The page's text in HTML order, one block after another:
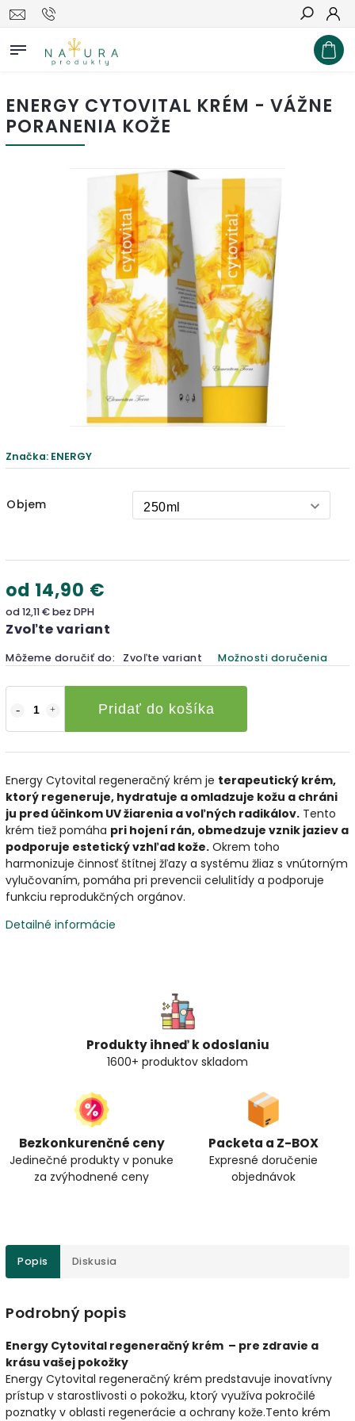
Hľadať
ENERGY CYTOVITAL KRÉM - VÁŽNE
PORANENIA KOŽE
Značka: ENERGY
Objem
od 14,90 €
od12,11 €bez DPH
Zvoľte variant
Môžeme doručiť do: Zvoľte variant Možnosti doručenia
Pridať do košíka
Energy Cytovital regeneračný krém je terapeutický krém,
ktorý regeneruje, hydratuje a omladzuje kožu a chráni
ju pred účinkom UV žiarenia a voľných radikálov. Tento
krém tiež pomáha pri hojení rán, obmedzuje vznik jaziev a
podporuje estetický vzhľad kože. Okrem toho
harmonizuje činnosť štítnej žľazy a systému žliaz s vnútorným
vylučovaním, pomáha pri prevencii celulitídy a podporuje
funkciu reprodukčných orgánov.
Detailné informácie
Produkty ihneď k odoslaniu
1600+ produktov skladom
Bezkonkurenčné ceny
Jedinečné produkty v ponuke
za zvýhodnené ceny
Packeta a Z-BOX
Expresné doručenie
objednávok
Popis Diskusia
Podrobný popis
Energy Cytovital regeneračný krém – pre zdravie a
krásu vašej pokožky
Energy Cytovital regeneračný krém predstavuje inovatívny
prístup v starostlivosti o pokožku, ktorý využíva pokročilé
poznatky v oblasti regenerácie a ochrany kože.Tento krém